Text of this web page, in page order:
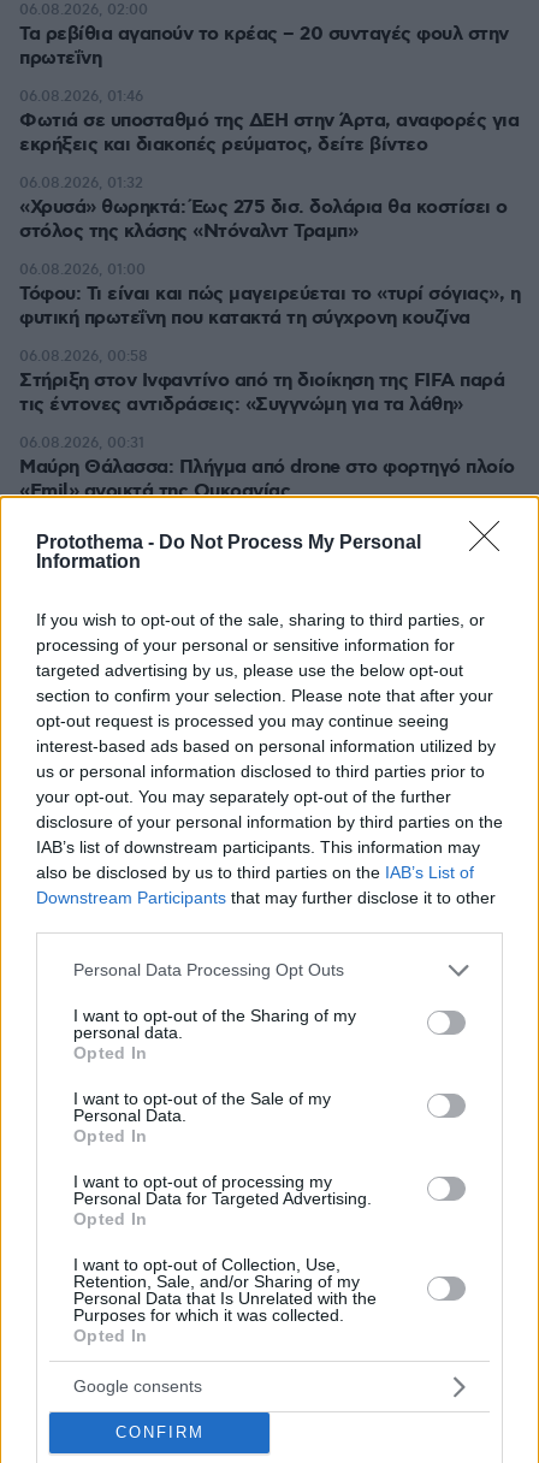
Protothema - Do Not Process My Personal
Information
If you wish to opt-out of the sale, sharing to third parties, or
processing of your personal or sensitive information for
targeted advertising by us, please use the below opt-out
section to confirm your selection. Please note that after your
opt-out request is processed you may continue seeing
interest-based ads based on personal information utilized by
us or personal information disclosed to third parties prior to
your opt-out. You may separately opt-out of the further
disclosure of your personal information by third parties on the
IAB’s list of downstream participants. This information may
also be disclosed by us to third parties on the IAB’s List of
Downstream Participants that may further disclose it to other
Please note that this website/app uses one or more Google
not limited to your visit or usage behaviour. You may click to
grant or deny consent to Google and its third-party tags to
use your data for below specified purposes in below Google
consent section.
Personal Data Processing Opt Outs
I want to opt-out of the Sharing of my
personal data.
Opted In
I want to opt-out of the Sale of my
Personal Data.
Opted In
I want to opt-out of processing my
Personal Data for Targeted Advertising.
Opted In
I want to opt-out of Collection, Use,
Retention, Sale, and/or Sharing of my
Personal Data that Is Unrelated with the
Purposes for which it was collected.
Opted In
Google consents
CONFIRM
Τα ρεβίθια αγαπούν το κρέας – 20 συνταγές φουλ στην
πρωτεΐνη
06.08.2026, 02:00
Φωτιά σε υποσταθμό της ΔΕΗ στην Άρτα, αναφορές για
εκρήξεις και διακοπές ρεύματος, δείτε βίντεο
06.08.2026, 01:46
«Χρυσά» θωρηκτά: Έως 275 δισ. δολάρια θα κοστίσει ο
στόλος της κλάσης «Ντόναλντ Τραμπ»
06.08.2026, 01:32
Τόφου: Τι είναι και πώς μαγειρεύεται το «τυρί σόγιας», η
φυτική πρωτεΐνη που κατακτά τη σύγχρονη κουζίνα
06.08.2026, 01:00
Στήριξη στον Ινφαντίνο από τη διοίκηση της FIFA παρά
τις έντονες αντιδράσεις: «Συγγνώμη για τα λάθη»
06.08.2026, 00:58
Μαύρη Θάλασσα: Πλήγμα από drone στο φορτηγό πλοίο
«Emil» ανοικτά της Ουκρανίας
06.08.2026, 00:31
Γερμανικός Ποιμενικός και λύκος: Πού διαφέρουν τα
06.08.2026, 00:30
ΔΕΙΤΕ ΟΛΕΣ ΤΙΣ ΕΙΔΗΣΕΙΣ
ΤΑ ΠΙΟ ΔΗΜΟΦΙΛΗ
Η εξομολόγηση της συζύγου του Κώστα Σόμμερ:
χρειαζόμαστε και πόσο τον αγαπάμε
05.08.2026, 20:15